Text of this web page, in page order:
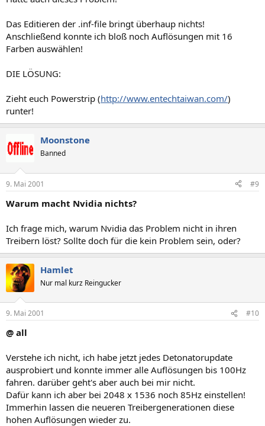
Das Editieren der .inf-file bringt überhaup nichts!
Anschließend konnte ich bloß noch Auflösungen mit 16
Farben auswählen!
DIE LÖSUNG:
Zieht euch Powerstrip (http://www.entechtaiwan.com/)
runter!
Moonstone
Banned
9. Mai 2001 #9
Warum macht Nvidia nichts?
Ich frage mich, warum Nvidia das Problem nicht in ihren
Treibern löst? Sollte doch für die kein Problem sein, oder?
Hamlet
Nur mal kurz Reingucker
9. Mai 2001 #10
@ all
Verstehe ich nicht, ich habe jetzt jedes Detonatorupdate
ausprobiert und konnte immer alle Auflösungen bis 100Hz
fahren. darüber geht's aber auch bei mir nicht.
Dafür kann ich aber bei 2048 x 1536 noch 85Hz einstellen!
Immerhin lassen die neueren Treibergenerationen diese
hohen Auflösungen wieder zu.